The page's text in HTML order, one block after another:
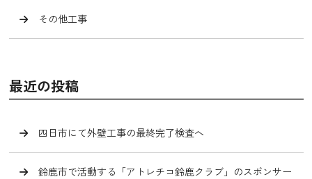
その他工事
最近の投稿
四日市にて外壁工事の最終完了検査へ
鈴鹿市で活動する「アトレチコ鈴鹿クラブ」のスポンサー